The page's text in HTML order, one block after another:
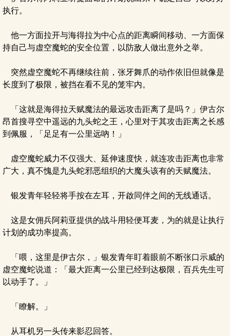
执行。
他一方面拉开与海得拉为中心点的距离瞬间移动、一方面保
持自己与虚空魔蛇的安全位置，以防敌人做出意外之举。
突然虚空魔蛇不再继续往前，张牙舞爪的动作依旧但就像是
长度到了极限，被挡在看不见的笼牢内。
「这就是海得拉天赋魔法的最远攻击距离了是吗？」伊古尔
昂首搜寻空中遥远的九头蛇之王，心里对于其攻击距离之长感
到佩服，「足足有一公里远吶！」
虚空魔蛇威力不仅强大、延伸速度快，就连攻击距离也非常
广大，真不愧是九头蛇邪恶组织的大魔头该有的天赋魔法。
银发青年轻轻将手按在左耳，开啟同伴之间的无线通话。
这是女佣兵阿莉亚提供的战斗用轻便耳麦，为的就是让执行
计划的成功率提高。
「喂，这里是伊古尔，」银发青年盯着眼前不断张口示威的
虚空魔蛇说道：「最大距离一公里已经到达极限，百兵先生可
以动手了。」
「瞭解。」
从耳机另一头传来影忍回答。